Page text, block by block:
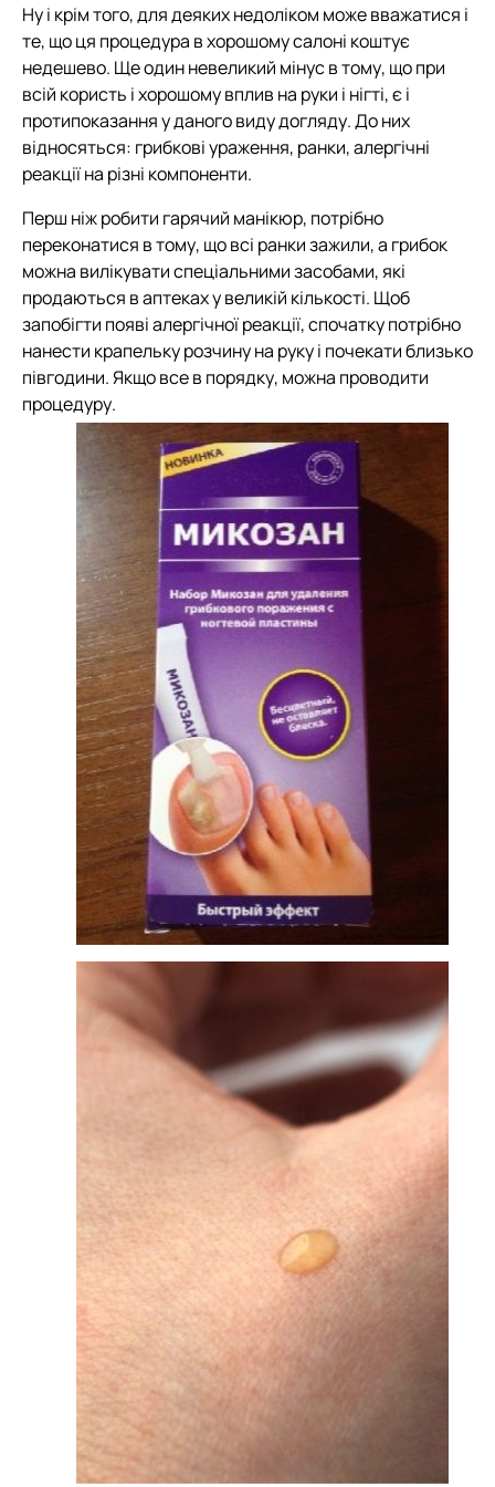
Ну і крім того, для деяких недоліком може вважатися і
те, що ця процедура в хорошому салоні коштує
недешево. Ще один невеликий мінус в тому, що при
всій користь і хорошому вплив на руки і нігті, є і
протипоказання у даного виду догляду. До них
відносяться: грибкові ураження, ранки, алергічні
реакції на різні компоненти.
Перш ніж робити гарячий манікюр, потрібно
переконатися в тому, що всі ранки зажили, а грибок
можна вилікувати спеціальними засобами, які
продаються в аптеках у великій кількості. Щоб
запобігти появі алергічної реакції, спочатку потрібно
нанести крапельку розчину на руку і почекати близько
півгодини. Якщо все в порядку, можна проводити
процедуру.